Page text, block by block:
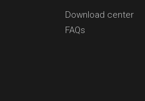
Download center
FAQs